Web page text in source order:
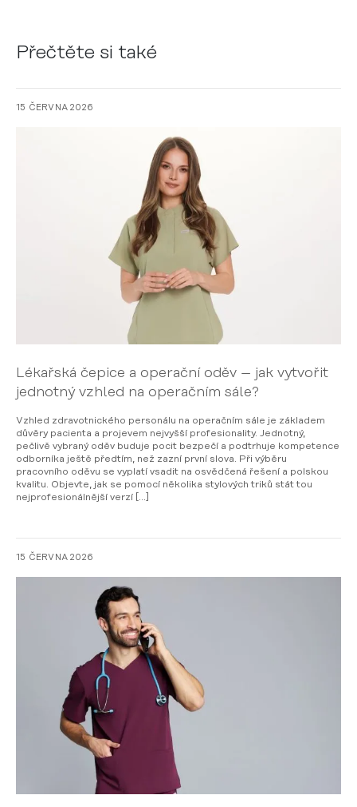
Přečtěte si také
15 ČERVNA 2026
Lékařská čepice a operační oděv – jak vytvořit
jednotný vzhled na operačním sále?
Vzhled zdravotnického personálu na operačním sále je základem
důvěry pacienta a projevem nejvyšší profesionality. Jednotný,
pečlivě vybraný oděv buduje pocit bezpečí a podtrhuje kompetence
odborníka ještě předtím, než zazní první slova. Při výběru
pracovního oděvu se vyplatí vsadit na osvědčená řešení a polskou
kvalitu. Objevte, jak se pomocí několika stylových triků stát tou
nejprofesionálnější verzí […]
15 ČERVNA 2026